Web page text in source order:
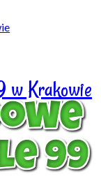
w Krakowie